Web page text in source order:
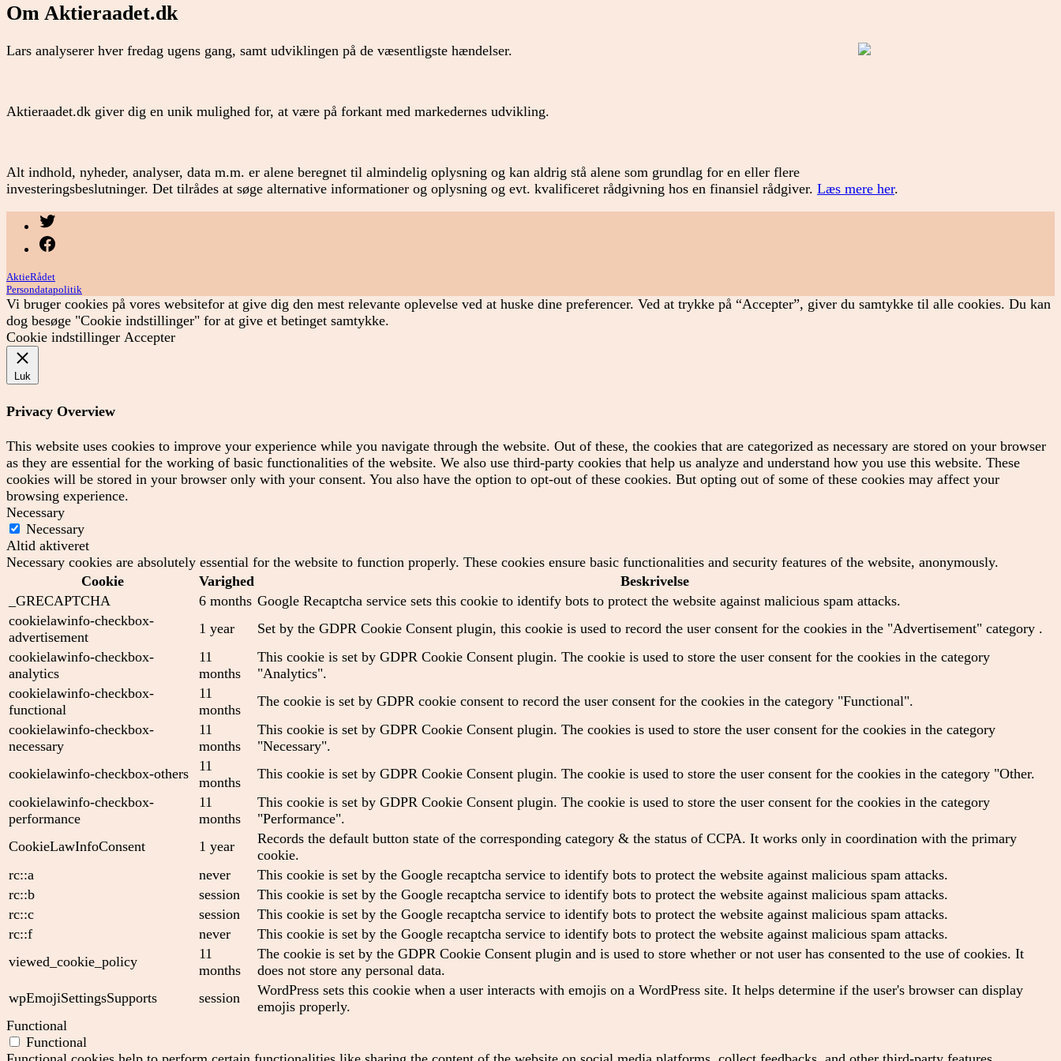
Om Aktieraadet.dk
Lars analyserer hver fredag ugens gang, samt udviklingen på de væsentligste hændelser.
Aktieraadet.dk giver dig en unik mulighed for, at være på forkant med markedernes udvikling.
Alt indhold, nyheder, analyser, data m.m. er alene beregnet til almindelig oplysning og kan aldrig stå alene som grundlag for en eller flere
investeringsbeslutninger. Det tilrådes at søge alternative informationer og oplysning og evt. kvalificeret rådgivning hos en finansiel rådgiver. Læs mere her.
AktieRådet
Persondatapolitik
Vi bruger cookies på vores websitefor at give dig den mest relevante oplevelse ved at huske dine preferencer. Ved at trykke på “Accepter”, giver du samtykke til alle cookies. Du kan
dog besøge "Cookie indstillinger" for at give et betinget samtykke.
Cookie indstillinger Accepter
Luk
Privacy Overview
This website uses cookies to improve your experience while you navigate through the website. Out of these, the cookies that are categorized as necessary are stored on your browser
as they are essential for the working of basic functionalities of the website. We also use third-party cookies that help us analyze and understand how you use this website. These
cookies will be stored in your browser only with your consent. You also have the option to opt-out of these cookies. But opting out of some of these cookies may affect your
browsing experience.
Necessary
Necessary
Altid aktiveret
Necessary cookies are absolutely essential for the website to function properly. These cookies ensure basic functionalities and security features of the website, anonymously.
Cookie
Varighed
Beskrivelse
_GRECAPTCHA
6 months Google Recaptcha service sets this cookie to identify bots to protect the website against malicious spam attacks.
cookielawinfo-checkbox-
advertisement
1 year
Set by the GDPR Cookie Consent plugin, this cookie is used to record the user consent for the cookies in the "Advertisement" category .
cookielawinfo-checkbox-
analytics
11
months
This cookie is set by GDPR Cookie Consent plugin. The cookie is used to store the user consent for the cookies in the category
"Analytics".
cookielawinfo-checkbox-
functional
11
months
The cookie is set by GDPR cookie consent to record the user consent for the cookies in the category "Functional".
cookielawinfo-checkbox-
necessary
11
months
This cookie is set by GDPR Cookie Consent plugin. The cookies is used to store the user consent for the cookies in the category
"Necessary".
cookielawinfo-checkbox-others
11
months
This cookie is set by GDPR Cookie Consent plugin. The cookie is used to store the user consent for the cookies in the category "Other.
cookielawinfo-checkbox-
performance
11
months
This cookie is set by GDPR Cookie Consent plugin. The cookie is used to store the user consent for the cookies in the category
"Performance".
CookieLawInfoConsent
1 year
Records the default button state of the corresponding category & the status of CCPA. It works only in coordination with the primary
cookie.
rc::a
never
This cookie is set by the Google recaptcha service to identify bots to protect the website against malicious spam attacks.
rc::b
session
This cookie is set by the Google recaptcha service to identify bots to protect the website against malicious spam attacks.
rc::c
session
This cookie is set by the Google recaptcha service to identify bots to protect the website against malicious spam attacks.
rc::f
never
This cookie is set by the Google recaptcha service to identify bots to protect the website against malicious spam attacks.
viewed_cookie_policy
11
months
The cookie is set by the GDPR Cookie Consent plugin and is used to store whether or not user has consented to the use of cookies. It
does not store any personal data.
wpEmojiSettingsSupports
session
WordPress sets this cookie when a user interacts with emojis on a WordPress site. It helps determine if the user's browser can display
emojis properly.
Functional
Functional